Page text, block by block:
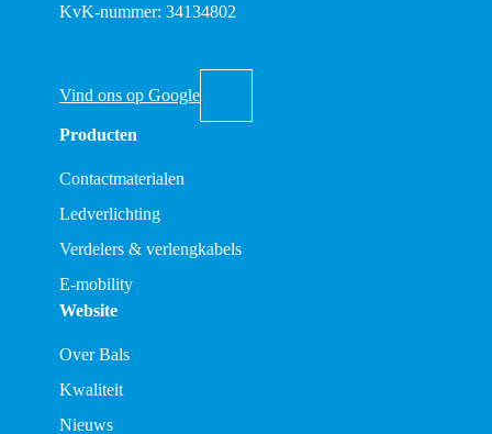
KvK-nummer: 34134802
Vind ons op Google
Producten
Contactmaterialen
Ledverlichting
Verdelers & verlengkabels
E-mobility
Website
Over Bals
Kwaliteit
Nieuws